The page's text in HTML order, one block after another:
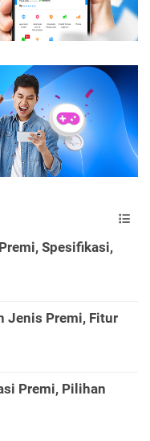
Spesifikasi,
Jenis Premi, Fitur
Premi, Pilihan